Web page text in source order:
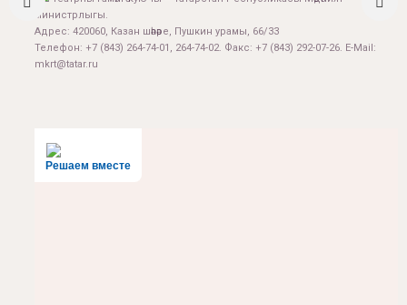
министрлыгы.
Адрес: 420060, Казан шәһәре, Пушкин урамы, 66/33
Телефон: +7 (843) 264-74-01, 264-74-02. Факс: +7 (843) 292-07-26. E-Mail:
mkrt@tatar.ru
Решаем вместе